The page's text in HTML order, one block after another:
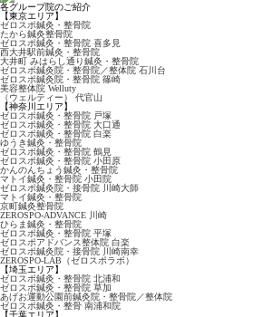
各グループ院のご紹介
【東京エリア】
ゼロスポ鍼灸・整骨院
たから鍼灸整骨院
ゼロスポ鍼灸・整骨院 喜多見
西大井駅前鍼灸・整骨院
大井町 みはらし通り鍼灸・整骨院
ゼロスポ鍼灸院・整骨院 ／整体院 石川台
ゼロスポ鍼灸院・整骨院 篠崎
美容整体院 Welluty
（ウェルティー） 代官山
【神奈川エリア】
ゼロスポ鍼灸・整骨院 戸塚
ゼロスポ鍼灸・整骨院 大口通
ゼロスポ鍼灸・整骨院 白楽
ゆうき鍼灸・整骨院
ゼロスポ鍼灸・整骨院 鶴見
ゼロスポ鍼灸・整骨院 小田原
かんのんちょう鍼灸・整骨院
マトイ鍼灸・整骨院 小田院
ゼロスポ鍼灸院・接骨院
川崎大師
マトイ鍼灸・整骨院
京町鍼灸整骨院
ZEROSPO-ADVANCE
川崎
ひらま鍼灸・整骨院
ゼロスポ鍼灸・整骨院 平塚
ゼロスポアドバンス整体院 白楽
ゼロスポ鍼灸院・接骨院 川崎南幸
ZEROSPO-LAB （ゼロスポラボ）
【埼玉エリア】
ゼロスポ鍼灸・整骨院 北浦和
ゼロスポ鍼灸・整骨院 草加
あげお運動公園前鍼灸院・ 整骨院／整体院
ゼロスポ鍼灸・整骨 南浦和院
【千葉エリア】